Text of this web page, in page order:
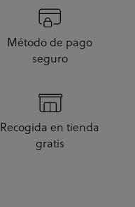
Método de pago
seguro
Recogida en tienda
gratis